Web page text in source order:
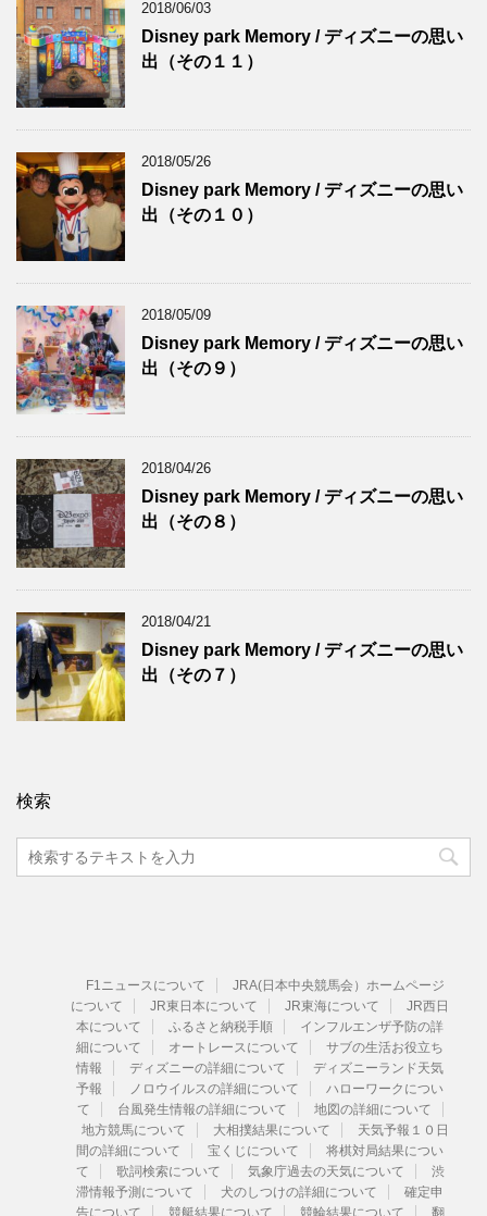
2018/06/03
Disney park Memory / ディズニーの思い
出（その１１）
2018/05/26
Disney park Memory / ディズニーの思い
出（その１０）
2018/05/09
Disney park Memory / ディズニーの思い
出（その９）
2018/04/26
Disney park Memory / ディズニーの思い
出（その８）
2018/04/21
Disney park Memory / ディズニーの思い
出（その７）
検索
F1ニュースについて
JRA(日本中央競馬会）ホームページ
について
JR東日本について JR東海について
JR西日
本について
ふるさと納税手順
インフルエンザ予防の詳
細について
オートレースについて
サブの生活お役立ち
情報
ディズニーの詳細について
ディズニーランド天気
予報
ノロウイルスの詳細について
ハローワークについ
て
台風発生情報の詳細について
地図の詳細について
地方競馬について
大相撲結果について
天気予報１０日
間の詳細について
宝くじについて
将棋対局結果につい
て
歌詞検索について 気象庁過去の天気について
渋
滞情報予測について
犬のしつけの詳細について
確定申
告について
競艇結果について 競輪結果について 翻